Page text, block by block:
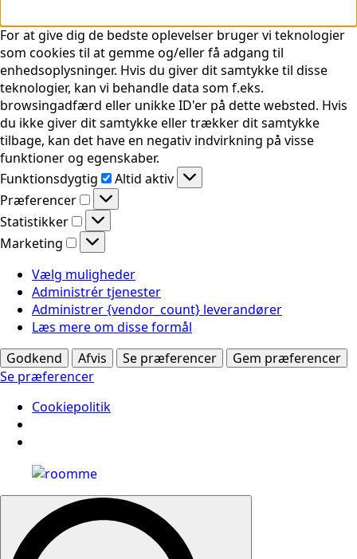
For at give dig de bedste oplevelser bruger vi teknologier
som cookies til at gemme og/eller få adgang til
enhedsoplysninger. Hvis du giver dit samtykke til disse
teknologier, kan vi behandle data som f.eks.
browsingadfærd eller unikke ID'er på dette websted. Hvis
du ikke giver dit samtykke eller trækker dit samtykke
tilbage, kan det have en negativ indvirkning på visse
funktioner og egenskaber.
Funktionsdygtig
Funktionsdygtig
Altid aktiv
Præferencer
Præferencer
Statistikker
Statistikker
Marketing
Marketing
Vælg muligheder
Administrér tjenester
Administrer {vendor_count} leverandører
Læs mere om disse formål
Godkend
Afvis Se præferencer
Gem præferencer
Se præferencer
Cookiepolitik
Search